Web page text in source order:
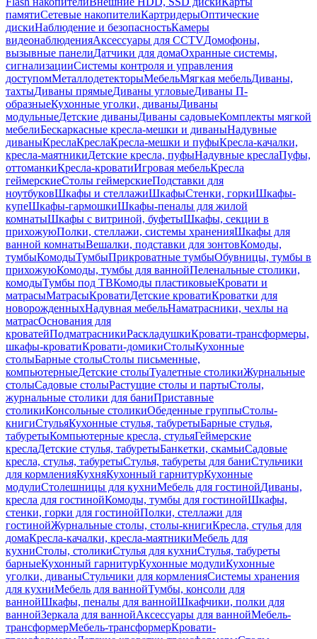
памятиСетевые накопителиКартридерыОптические
дискиНаблюдение и безопасностьКамеры
видеонаблюденияАксессуары для CCTVДомофоны,
вызывные панелиДатчики для домаОхранные системы,
сигнализацииСистемы контроля и управления
доступомМеталлодетекторыМебельМягкая мебельДиваны,
тахтыДиваны прямыеДиваны угловыеДиваны П-
образныеКухонные уголки, диваныДиваны
модульныеДетские диваныДиваны садовыеКомплекты мягкой
мебелиБескаркасные кресла-мешки и диваныНадувные
диваныКреслаКреслаКресла-мешки и пуфыКресла-качалки,
кресла-маятникиДетские кресла, пуфыНадувные креслаПуфы,
оттоманкиКресла-кроватиИгровая мебельКресла
геймерскиеСтолы геймерскиеПодставки для
ноутбуковШкафы и стеллажиШкафыСтенки, горкиШкафы-
купеШкафы-гармошкиШкафы-пеналы для жилой
комнатыШкафы с витриной, буфетыШкафы, секции в
прихожуюПолки, стеллажи, системы храненияШкафы для
ванной комнатыВешалки, подставки для зонтовКомоды,
тумбыКомодыТумбыПрикроватные тумбыОбувницы, тумбы в
прихожуюКомоды, тумбы для ваннойПеленальные столики,
комодыТумбы под ТВКомоды пластиковыеКровати и
матрасыМатрасыКроватиДетские кроватиКроватки для
новорожденныхНадувная мебельНаматрасники, чехлы на
матрасОснования для
кроватейПодматрасникиРаскладушкиКровати-трансформеры,
шкафы-кроватиКровати-домикиСтолыКухонные
столыБарные столыСтолы письменные,
компьютерныеДетские столыТуалетные столикиЖурнальные
столыСадовые столыРастущие столы и партыСтолы,
журнальные столики для баниПриставные
столикиКонсольные столикиОбеденные группыСтолы-
книгиСтульяКухонные стулья, табуретыБарные стулья,
табуретыКомпьютерные кресла, стульяГеймерские
креслаДетские стулья, табуретыБанкетки, скамьиСадовые
кресла, стулья, табуретыСтулья, табуреты для баниСтульчики
для кормленияКухняКухонный гарнитурКухонные
модулиСтолешницы для кухниМебель для гостинойДиваны,
кресла для гостинойКомоды, тумбы для гостинойШкафы,
стенки, горки для гостинойПолки, стеллажи для
гостинойЖурнальные столы, столы-книгиКресла, стулья для
домаКресла-качалки, кресла-маятникиМебель для
кухниСтолы, столикиСтулья для кухниСтулья, табуреты
барныеКухонный гарнитурКухонные модулиКухонные
уголки, диваныСтульчики для кормленияСистемы хранения
для кухниМебель для ваннойТумбы, консоли для
ваннойШкафы, пеналы для ваннойШкафчики, полки для
ваннойЗеркала для ваннойАксессуары для ваннойМебель-
трансформерМебель-трансформерКровати-